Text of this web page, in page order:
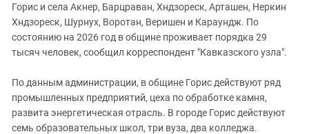
Горис и села Акнер, Барцраван, Хндзореск, Арташен, Неркин
Хндзореск, Шурнух, Воротан, Веришен и Караундж. По
состоянию на 2026 год в общине проживает порядка 29
тысяч человек, сообщил корреспондент "Кавказского узла".
По данным администрации, в общине Горис действуют ряд
промышленных предприятий, цеха по обработке камня,
развита энергетическая отрасль. В городе Горис действуют
семь образовательных школ, три вуза, два колледжа.